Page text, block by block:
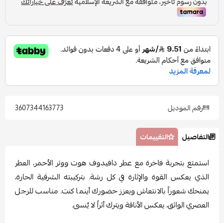
رقم الموديل 3607344163773
التفاصيل التقييمات
استمتع بتجربة فاخرة مع عطر دافيدوف هوت ووتر الأحمر، العطر
الذي يعكس القوة والإثارة في كل رشة. بتركيبته الشرقية الحارة،
يمنحك شعوراً بالانتعاش ويعزز حضورك أينما كنت. مناسب للرجل
العصري الواثق، يعكس الأناقة ويترك أثراً لا يُنسى.